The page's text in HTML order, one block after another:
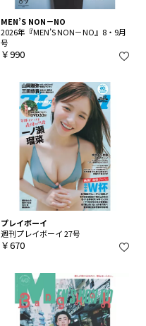
MEN’S NON－NO
2026年『MEN’S NON－NO』8・9月
号
￥990
プレイボーイ
週刊プレイボーイ 27号
￥670